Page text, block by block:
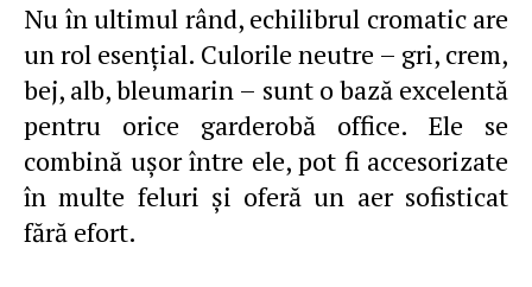
Nu în ultimul rând, echilibrul cromatic are
un rol esenţial. Culorile neutre – gri, crem,
bej, alb, bleumarin – sunt o bază excelentă
pentru orice garderobă office. Ele se
combină uşor între ele, pot fi accesorizate
în multe feluri şi oferă un aer sofisticat
fără efort.